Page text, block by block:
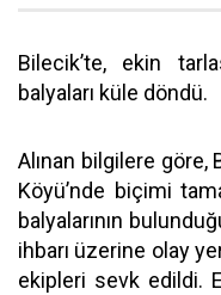
Bilecik’te, ekin
balyaları küle döndü.
Alınan bilgilere göre,
Köyü’nde biçimi
balyalarının
ihbarı üzerine olay
ekipleri sevk edildi.